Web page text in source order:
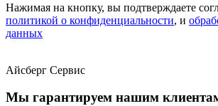
Нажимая на кнопку, вы подтверждаете
политикой о конфиденциальности, и
данных
Айсберг Сервис
Мы гарантируем нашим